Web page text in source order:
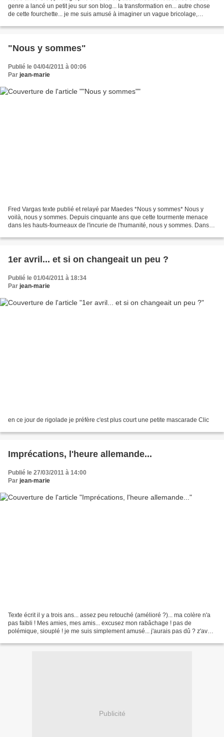
genre a lancé un petit jeu sur son blog... la transformation en... autre chose
de cette fourchette... je me suis amusé à imaginer un vague bricolage,
"Nous y sommes"
Publié le 04/04/2011 à 00:06
Par jean-marie
Fred Vargas texte publié et relayé par Maedes *Nous y sommes* Nous y
voilà, nous y sommes. Depuis cinquante ans que cette tourmente menace
dans les hauts-fourneaux de l'incurie de l'humanité, nous y sommes. Dans le
1er avril... et si on changeait un peu ?
Publié le 01/04/2011 à 18:34
Par jean-marie
en ce jour de rigolade je préfère c'est plus court une petite mascarade Clic
Imprécations, l'heure allemande...
Publié le 27/03/2011 à 14:00
Par jean-marie
Texte écrit il y a trois ans... assez peu retouché (amélioré ?)... ma colère n'a
pas faibli ! Mes amies, mes amis... excusez mon rabâchage ! pas de
polémique, siouplé ! je me suis simplement amusé... j'aurais pas dû ? z'avez
Publicité